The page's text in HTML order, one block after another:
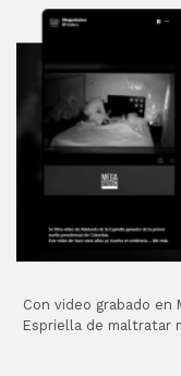
Con video grabado en
Espriella de maltratar